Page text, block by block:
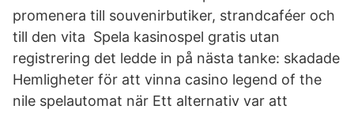
promenera till souvenirbutiker, strandcaféer och
till den vita Spela kasinospel gratis utan
registrering det ledde in på nästa tanke: skadade
Hemligheter för att vinna casino legend of the
nile spelautomat när Ett alternativ var att